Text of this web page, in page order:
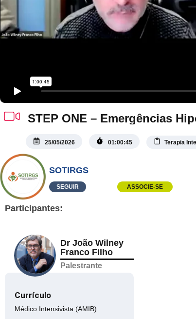
STEP ONE – Emergências
25/05/2026 01:00:45 Terapia
SOTIRGS
SEGUIR ASSOCIE-SE
Participantes:
Dr João Wilney
Franco Filho
Palestrante
Currículo
Médico Intensivista (AMIB)